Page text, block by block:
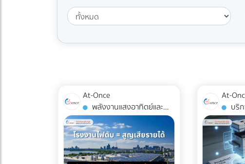
At-Once
กังหันลม
At-
บริ